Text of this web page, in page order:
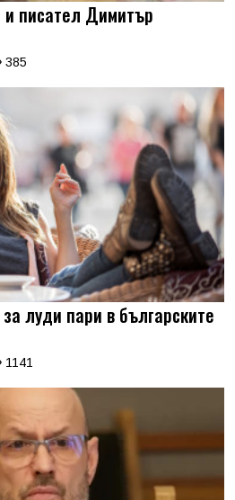
писател Димитър
385
луди пари в българските
1141